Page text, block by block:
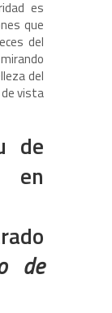
es
que
del
del
de vista
de
de